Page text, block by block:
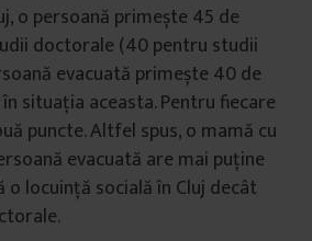
o persoană primește 45 de
doctorale (40 pentru studii
evacuată primește 40 de
situația aceasta. Pentru fiecare
puncte. Altfel spus, o mamă cu
evacuată are mai puține
o locuință socială în Cluj decât